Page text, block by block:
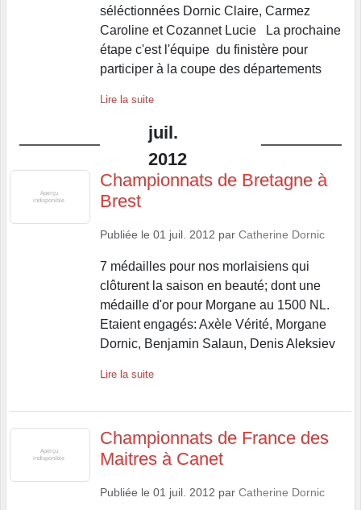
séléctionnées Dornic Claire, Carmez
Caroline et Cozannet Lucie La prochaine
étape c'est l'équipe du finistère pour
participer à la coupe des départements
Lire la suite
juil.
2012
Championnats de Bretagne à
Brest
Publiée le 01 juil. 2012 par Catherine Dornic
7 médailles pour nos morlaisiens qui
clôturent la saison en beauté; dont une
médaille d'or pour Morgane au 1500 NL.
Etaient engagés: Axèle Vérité, Morgane
Dornic, Benjamin Salaun, Denis Aleksiev
Lire la suite
Championnats de France des
Maitres à Canet
Publiée le 01 juil. 2012 par Catherine Dornic